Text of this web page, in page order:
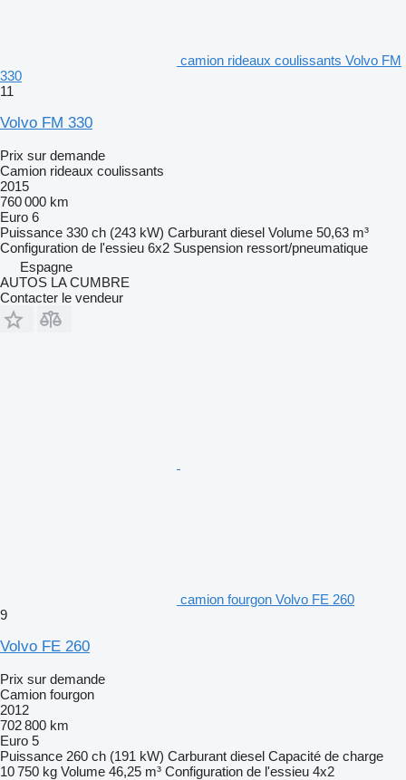
camion rideaux coulissants Volvo FM
330
11
Volvo FM 330
Prix sur demande
Camion rideaux coulissants
2015
760 000 km
Euro 6
Puissance 330 ch (243 kW) Carburant diesel Volume 50,63 m³
Configuration de l'essieu 6x2 Suspension ressort/pneumatique
Espagne
AUTOS LA CUMBRE
Contacter le vendeur
camion fourgon Volvo FE 260
9
Volvo FE 260
Prix sur demande
Camion fourgon
2012
702 800 km
Euro 5
Puissance 260 ch (191 kW) Carburant diesel Capacité de charge
10 750 kg Volume 46,25 m³ Configuration de l'essieu 4x2